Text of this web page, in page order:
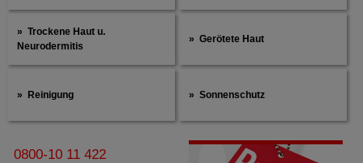
Trockene Haut u.
Neurodermitis
Gerötete Haut
Reinigung Sonnenschutz
0800-10 11 422